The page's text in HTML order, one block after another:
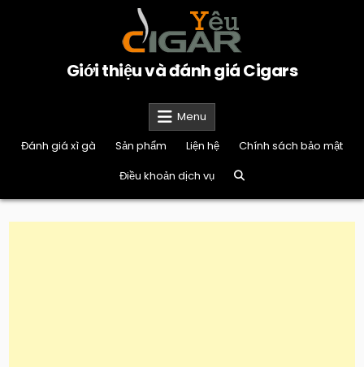
Giới thiệu và đánh giá Cigars
Menu
Đánh giá xì gà
Sản phẩm Liện hệ
Chính sách bảo mật
Điều khoản dịch vụ